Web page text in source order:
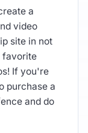
a
video
site in not
favorite
If you're
purchase a
and do